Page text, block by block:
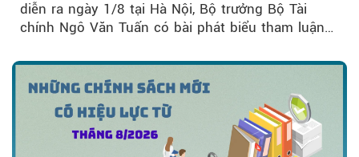
diễn ra ngày 1/8 tại Hà Nội, Bộ trưởng Bộ Tài
chính Ngô Văn Tuấn có bài phát biểu tham luận